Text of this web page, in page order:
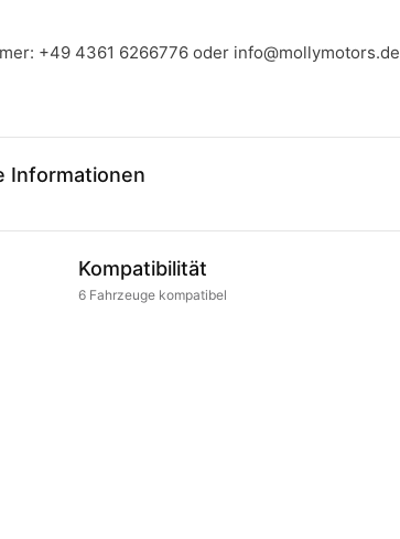
+49 4361 6266776 oder info@mollymotors.de
Informationen
Kompatibilität
6 Fahrzeugekompatibel